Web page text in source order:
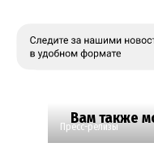
Вам также
Пресс-релизы